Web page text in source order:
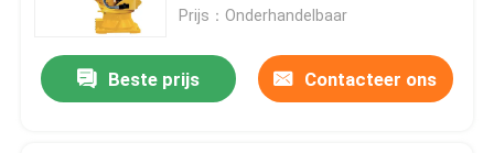
Prijs：Onderhandelbaar
Beste prijs Contacteer ons